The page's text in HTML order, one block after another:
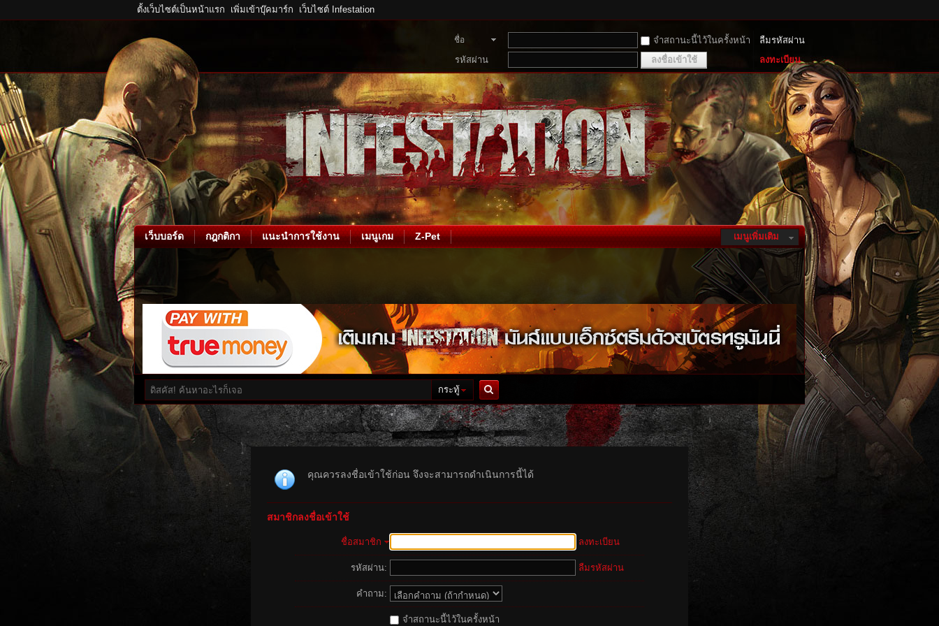
ตั้งเว็บไซต์เป็นหน้าแรก เพิ่มเข้าบุ๊คมาร์ก เว็บไซต์ Infestation
ชื่อ
สมาชิก
จำสถานะนี้ไว้ในครั้งหน้า
ลืมรหัสผ่าน
รหัสผ่าน
ลงชื่อเข้าใช้ ลงทะเบียน
เมนูเพิ่มเติม
เว็บบอร์ด กฎกติกา แนะนำการใช้งาน เมนูเกม Z-Pet
กระทู้
ค้นหา
คุณควรลงชื่อเข้าใช้ก่อน จึงจะสามารถดำเนินการนี้ได้
สมาชิกลงชื่อเข้าใช้
ชื่อสมาชิก ลงทะเบียน
รหัสผ่าน: ลืมรหัสผ่าน
คำถาม:
จำสถานะนี้ไว้ในครั้งหน้า